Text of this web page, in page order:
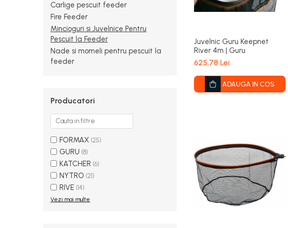
Carlige pescuit feeder
Fire Feeder
Mincioguri si Juvelnice Pentru
Pescuit la Feeder
Nade si momeli pentru pescuit la
feeder
Producatori
FORMAX (25)
GURU (8)
KATCHER (6)
NYTRO (21)
RIVE (14)
Vezi mai multe
Juvelnic Guru Keepnet
River 4m | Guru
625,78 Lei
ADAUGA IN COS